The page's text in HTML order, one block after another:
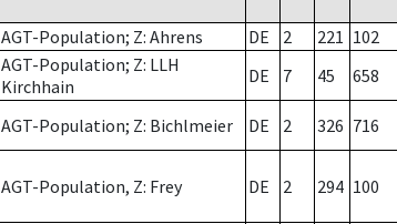
AGT-Population; Z: Ahrens DE 2 221 102
AGT-Population; Z: LLH
Kirchhain
DE 7 45 658
AGT-Population; Z: Bichlmeier DE 2 326 716
AGT-Population, Z: Frey DE 2 294 100